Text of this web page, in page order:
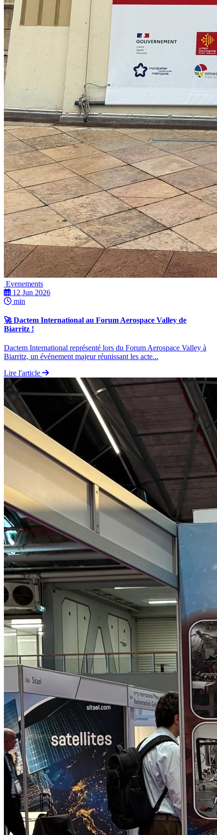
Evenements
12 Jun 2026
min
🚀 Dactem International au Forum Aerospace Valley de
Biarritz !
Dactem International représenté lors du Forum Aerospace Valley à
Biarritz, un événement majeur réunissant les acte...
Lire l'article